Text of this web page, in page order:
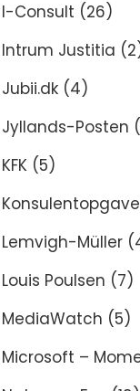
I-Consult (26)
Intrum Justitia
Jubii.dk (4)
Jyllands-Posten
KFK (5)
Lemvigh-Müller
Louis Poulsen (7)
MediaWatch (5)
Microsoft –